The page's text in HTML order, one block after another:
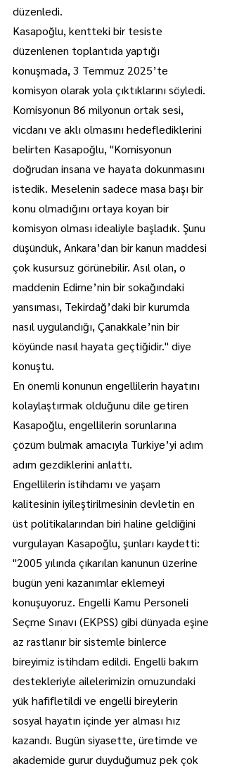
düzenledi.
Kasapoğlu, kentteki bir tesiste
düzenlenen toplantıda yaptığı
konuşmada, 3 Temmuz 2025’te
komisyon olarak yola çıktıklarını söyledi.
Komisyonun 86 milyonun ortak sesi,
vicdanı ve aklı olmasını hedeflediklerini
belirten Kasapoğlu, "Komisyonun
doğrudan insana ve hayata dokunmasını
istedik. Meselenin sadece masa başı bir
konu olmadığını ortaya koyan bir
komisyon olması idealiyle başladık. Şunu
düşündük, Ankara’dan bir kanun maddesi
çok kusursuz görünebilir. Asıl olan, o
maddenin Edirne’nin bir sokağındaki
yansıması, Tekirdağ’daki bir kurumda
nasıl uygulandığı, Çanakkale’nin bir
köyünde nasıl hayata geçtiğidir." diye
konuştu.
En önemli konunun engellilerin hayatını
kolaylaştırmak olduğunu dile getiren
Kasapoğlu, engellilerin sorunlarına
çözüm bulmak amacıyla Türkiye’yi adım
adım gezdiklerini anlattı.
Engellilerin istihdamı ve yaşam
kalitesinin iyileştirilmesinin devletin en
üst politikalarından biri haline geldiğini
vurgulayan Kasapoğlu, şunları kaydetti:
"2005 yılında çıkarılan kanunun üzerine
bugün yeni kazanımlar eklemeyi
konuşuyoruz. Engelli Kamu Personeli
Seçme Sınavı (EKPSS) gibi dünyada eşine
az rastlanır bir sistemle binlerce
bireyimiz istihdam edildi. Engelli bakım
destekleriyle ailelerimizin omuzundaki
yük hafifletildi ve engelli bireylerin
sosyal hayatın içinde yer alması hız
kazandı. Bugün siyasette, üretimde ve
akademide gurur duyduğumuz pek çok